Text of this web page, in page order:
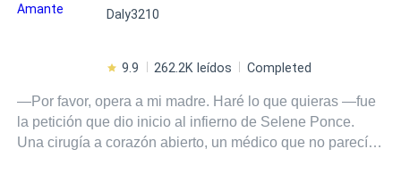
Daly3210
9.9 262.2K leídos Completed
—Por favor, opera a mi madre. Haré lo que quieras —fue
la petición que dio inicio al infierno de Selene Ponce.
Una cirugía a corazón abierto, un médico que no parecía